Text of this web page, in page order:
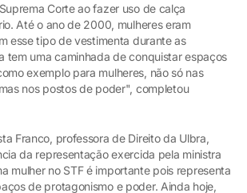
Corte ao fazer uso de calça
Até o ano de 2000, mulheres eram
esse tipo de vestimenta durante as
tem uma caminhada de conquistar espaços
exemplo para mulheres, não só nas
nos postos de poder", completou
Franco, professora de Direito da Ulbra,
da representação exercida pela ministra
mulher no STF é importante pois representa
de protagonismo e poder. Ainda hoje,